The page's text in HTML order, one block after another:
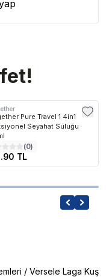
Pure Travel 1 4in1
Seyahat Suluğu
(0)
TL
/ Versele Laga Kuş